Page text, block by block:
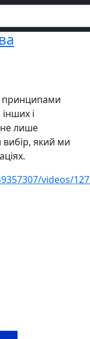
принципами
і
не лише
який ми
videos/